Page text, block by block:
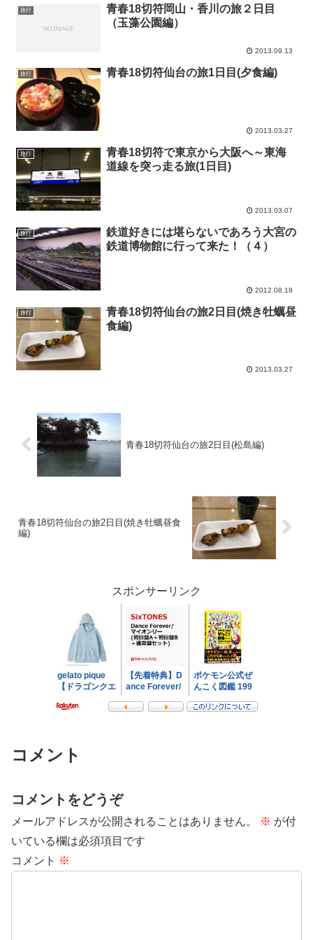
旅行
青春18切符岡山・香川の旅２日目
（玉藻公園編）
2013.09.13
旅行 青春18切符仙台の旅1日目(夕食編)
2013.03.27
旅行
青春18切符で東京から大阪へ～東海
道線を突っ走る旅(1日目)
2013.03.07
旅行
鉄道好きには堪らないであろう大宮の
鉄道博物館に行って来た！（４）
2012.08.19
旅行
青春18切符仙台の旅2日目(焼き牡蠣昼
食編)
2013.03.27
青春18切符仙台の旅2日目(松島編)
青春18切符仙台の旅2日目(焼き牡蠣昼食
編)
スポンサーリンク
コメント
コメントをどうぞ
メールアドレスが公開されることはありません。 ※ が付
いている欄は必須項目です
コメント ※